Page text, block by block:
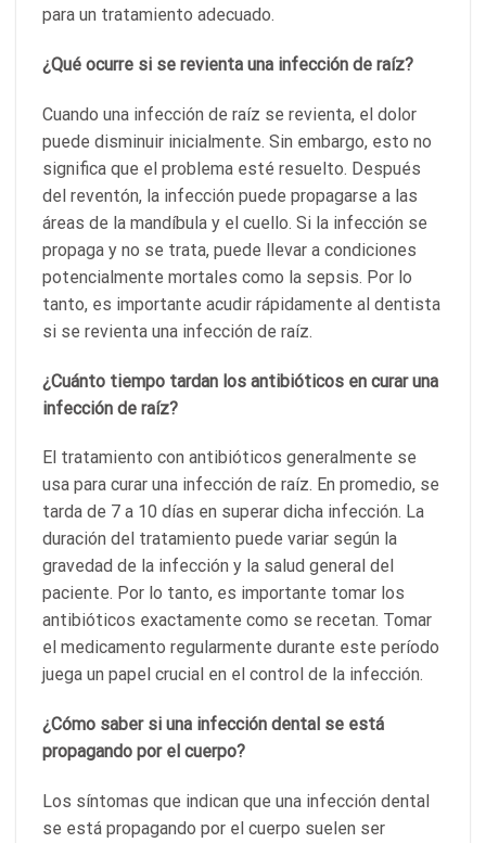
para un tratamiento adecuado.
¿Qué ocurre si se revienta una infección de raíz?
Cuando una infección de raíz se revienta, el dolor
puede disminuir inicialmente. Sin embargo, esto no
significa que el problema esté resuelto. Después
del reventón, la infección puede propagarse a las
áreas de la mandíbula y el cuello. Si la infección se
propaga y no se trata, puede llevar a condiciones
potencialmente mortales como la sepsis. Por lo
tanto, es importante acudir rápidamente al dentista
si se revienta una infección de raíz.
¿Cuánto tiempo tardan los antibióticos en curar una
infección de raíz?
El tratamiento con antibióticos generalmente se
usa para curar una infección de raíz. En promedio, se
tarda de 7 a 10 días en superar dicha infección. La
duración del tratamiento puede variar según la
gravedad de la infección y la salud general del
paciente. Por lo tanto, es importante tomar los
antibióticos exactamente como se recetan. Tomar
el medicamento regularmente durante este período
juega un papel crucial en el control de la infección.
¿Cómo saber si una infección dental se está
propagando por el cuerpo?
Los síntomas que indican que una infección dental
se está propagando por el cuerpo suelen ser